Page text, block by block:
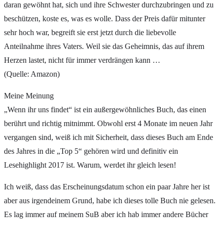
daran gewöhnt hat, sich und ihre Schwester durchzubringen und zu
beschützen, koste es, was es wolle. Dass der Preis dafür mitunter
sehr hoch war, begreift sie erst jetzt durch die liebevolle
Anteilnahme ihres Vaters. Weil sie das Geheimnis, das auf ihrem
Herzen lastet, nicht für immer verdrängen kann …
(Quelle: Amazon)
Meine Meinung
„Wenn ihr uns findet“ ist ein außergewöhnliches Buch, das einen
berührt und richtig mitnimmt. Obwohl erst 4 Monate im neuen Jahr
vergangen sind, weiß ich mit Sicherheit, dass dieses Buch am Ende
des Jahres in die „Top 5“ gehören wird und definitiv ein
Lesehighlight 2017 ist. Warum, werdet ihr gleich lesen!
Ich weiß, dass das Erscheinungsdatum schon ein paar Jahre her ist
aber aus irgendeinem Grund, habe ich dieses tolle Buch nie gelesen.
Es lag immer auf meinem SuB aber ich hab immer andere Bücher